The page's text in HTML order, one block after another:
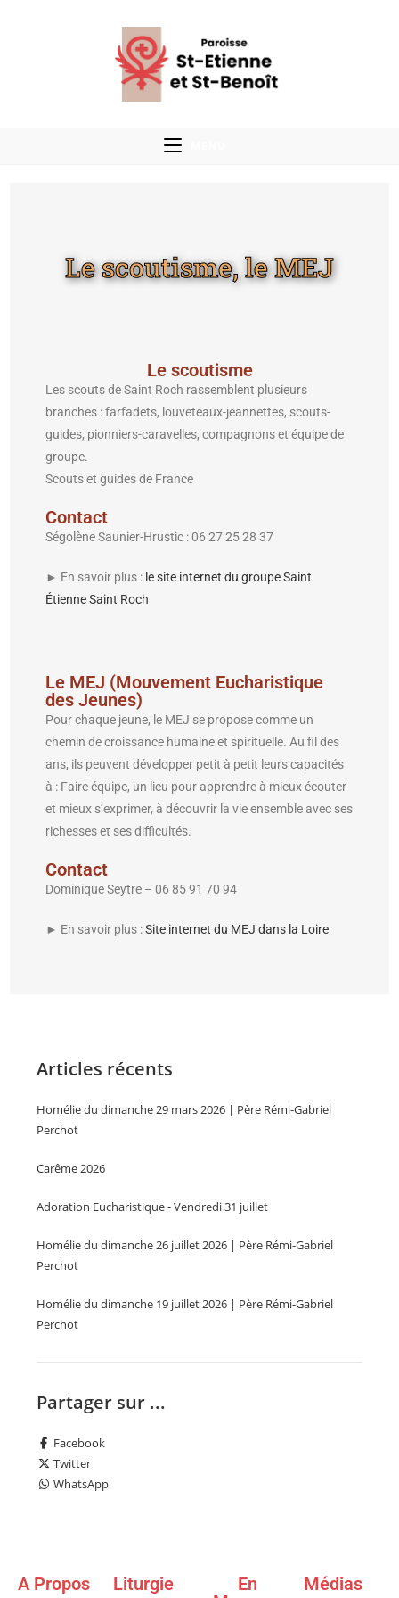
Le scoutisme, le MEJ
Le scoutisme
Les scouts de Saint Roch rassemblent plusieurs
branches : farfadets, louveteaux-jeannettes, scouts-
guides, pionniers-caravelles, compagnons et équipe de
groupe.
Scouts et guides de France
Contact
Ségolène Saunier-Hrustic : 06 27 25 28 37
► En savoir plus : le site internet du groupe Saint
Étienne Saint Roch
Le MEJ (Mouvement Eucharistique
des Jeunes)
Pour chaque jeune, le MEJ se propose comme un
chemin de croissance humaine et spirituelle. Au fil des
ans, ils peuvent développer petit à petit leurs capacités
à : Faire équipe, un lieu pour apprendre à mieux écouter
et mieux s’exprimer, à découvrir la vie ensemble avec ses
richesses et ses difficultés.
Contact
Dominique Seytre – 06 85 91 70 94
► En savoir plus :Site internet du MEJ dans la Loire
Articles récents
Homélie du dimanche 29 mars 2026 | Père Rémi-Gabriel
Perchot
Carême 2026
Adoration Eucharistique - Vendredi 31 juillet
Homélie du dimanche 26 juillet 2026 | Père Rémi-Gabriel
Perchot
Homélie du dimanche 19 juillet 2026 | Père Rémi-Gabriel
Perchot
Partager sur ...
Facebook
Twitter
WhatsApp
A Propos Liturgie
En
Médias